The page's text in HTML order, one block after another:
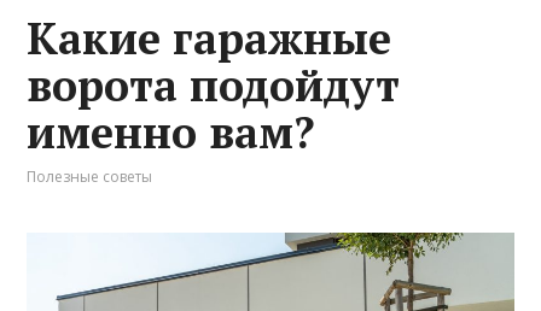
Какие гаражные
ворота подойдут
именно вам?
Полезные советы